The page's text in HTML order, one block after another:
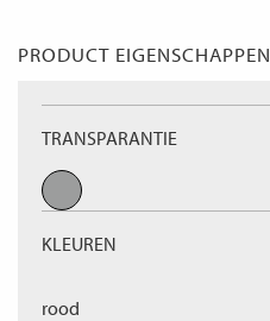
PRODUCT EIGENSCHAPPEN
TRANSPARANTIE
KLEUREN
rood